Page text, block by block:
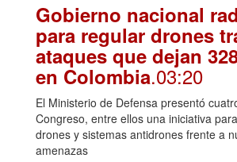
Gobierno nacional
para regular drones
ataques que dejan
en Colombia.03:20
El Ministerio de Defensa presentó
Congreso, entre ellos una iniciativa
drones y sistemas antidrones frente a
amenazas